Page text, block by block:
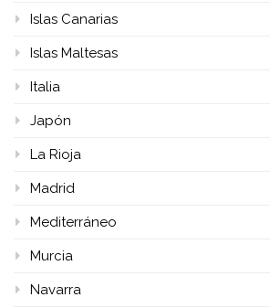
Islas Canarias
Islas Maltesas
Italia
Japón
La Rioja
Madrid
Mediterráneo
Murcia
Navarra